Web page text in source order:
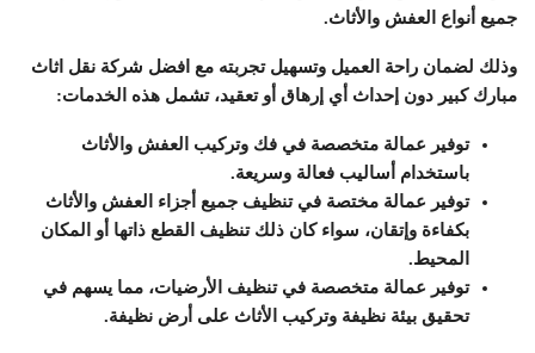
جميع أنواع العفش والأثاث.
وذلك لضمان راحة العميل وتسهيل تجربته مع افضل شركة نقل اثاث
مبارك كبير دون إحداث أي إرهاق أو تعقيد، تشمل هذه الخدمات:
توفير عمالة متخصصة في فك وتركيب العفش والأثاث
باستخدام أساليب فعالة وسريعة.
توفير عمالة مختصة في تنظيف جميع أجزاء العفش والأثاث
بكفاءة وإتقان، سواء كان ذلك تنظيف القطع ذاتها أو المكان
المحيط.
توفير عمالة متخصصة في تنظيف الأرضيات، مما يسهم في
تحقيق بيئة نظيفة وتركيب الأثاث على أرض نظيفة.